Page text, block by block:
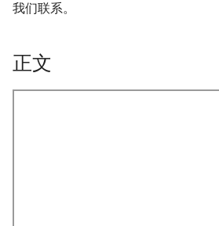
我们联系。
正文